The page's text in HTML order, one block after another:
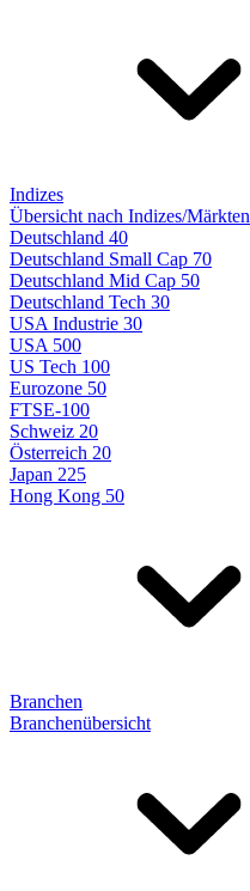
Indizes
Übersicht nach Indizes/Märkten
Deutschland 40
Deutschland Small Cap 70
Deutschland Mid Cap 50
Deutschland Tech 30
USA Industrie 30
USA 500
US Tech 100
Eurozone 50
FTSE-100
Schweiz 20
Österreich 20
Japan 225
Hong Kong 50
Branchen
Branchenübersicht